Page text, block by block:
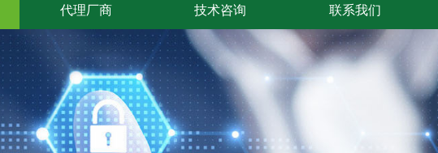
代理厂商 技术咨询 联系我们